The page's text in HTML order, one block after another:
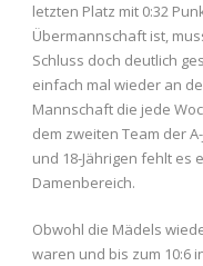
letzten Platz mit 0:32
Übermannschaft ist,
Schluss doch deutlich
einfach mal wieder an
Mannschaft die jede
dem zweiten Team der
und 18-Jährigen fehlt es
Damenbereich.
Obwohl die Mädels
waren und bis zum 10:6